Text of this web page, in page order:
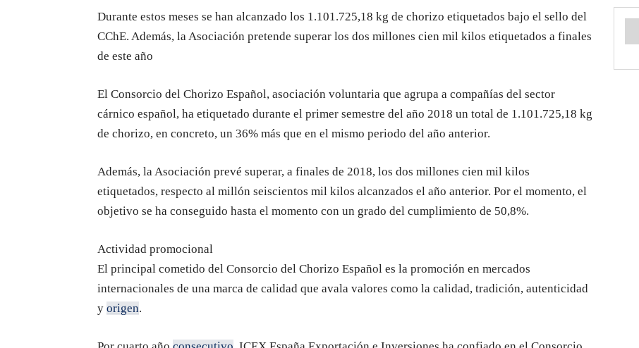
Durante estos meses se han alcanzado los 1.101.725,18 kg de chorizo etiquetados bajo el sello del
CChE. Además, la Asociación pretende superar los dos millones cien mil kilos etiquetados a finales
de este año
El Consorcio del Chorizo Español, asociación voluntaria que agrupa a compañías del sector
cárnico español, ha etiquetado durante el primer semestre del año 2018 un total de 1.101.725,18 kg
de chorizo, en concreto, un 36% más que en el mismo periodo del año anterior.
Además, la Asociación prevé superar, a finales de 2018, los dos millones cien mil kilos
etiquetados, respecto al millón seiscientos mil kilos alcanzados el año anterior. Por el momento, el
objetivo se ha conseguido hasta el momento con un grado del cumplimiento de 50,8%.
Actividad promocional
El principal cometido del Consorcio del Chorizo Español es la promoción en mercados
internacionales de una marca de calidad que avala valores como la calidad, tradición, autenticidad
y origen.